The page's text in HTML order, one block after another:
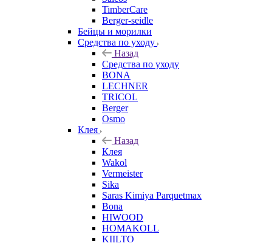
TimberCare
Berger-seidle
Бейцы и морилки
Средства по уходу
Назад
Средства по уходу
BONA
LECHNER
TRICOL
Berger
Osmo
Клея
Назад
Клея
Wakol
Vermeister
Sika
Saras Kimiya Parquetmax
Bona
HIWOOD
HOMAKOLL
KIILTO